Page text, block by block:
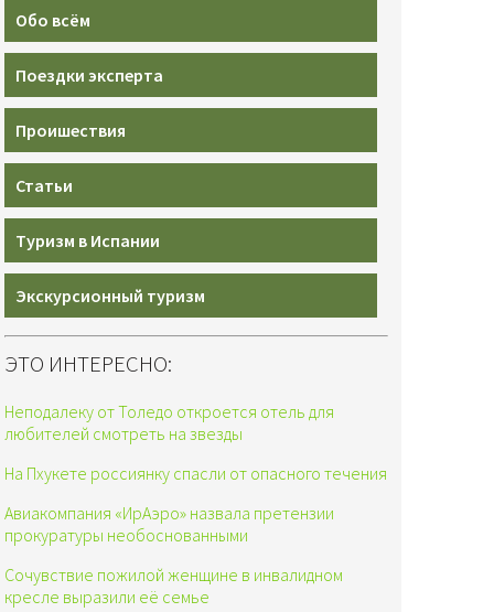
Обо всём
Поездки эксперта
Проишествия
Статьи
Туризм в Испании
Экскурсионный туризм
ЭТО ИНТЕРЕСНО:
Неподалеку от Толедо откроется отель для
любителей смотреть на звезды
На Пхукете россиянку спасли от опасного течения
Авиакомпания «ИрАэро» назвала претензии
прокуратуры необоснованными
Сочувствие пожилой женщине в инвалидном
кресле выразили её семье